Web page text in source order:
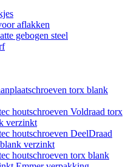
aflakken
gebogen steel
torx blank
houtschroeven Voldraad torx
verzinkt
houtschroeven DeelDraad
verzinkt
houtschroeven torx blank